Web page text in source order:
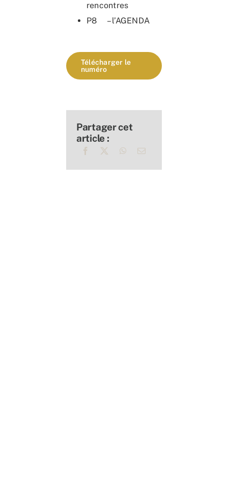
rencontres
P8 – l’AGENDA
Télécharger le
numéro
Partager cet
article :